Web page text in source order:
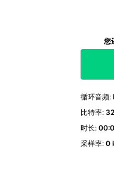
您
循环音频:
比特率:
时长:
采样率: 0